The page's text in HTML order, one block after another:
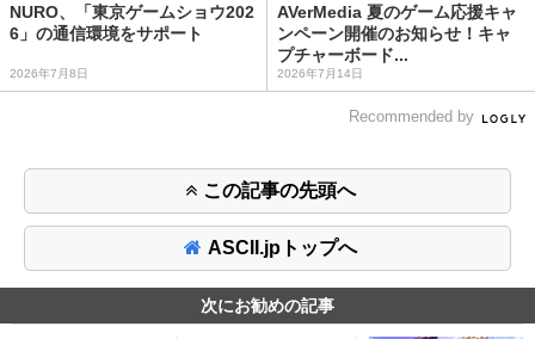
NURO、「東京ゲームショウ202
6」の通信環境をサポート
2026年7月8日
AVerMedia 夏のゲーム応援キャ
ンペーン開催のお知らせ！キャ
プチャーボード...
2026年7月14日
Recommended by
この記事の先頭へ
ASCII.jpトップへ
次にお勧めの記事